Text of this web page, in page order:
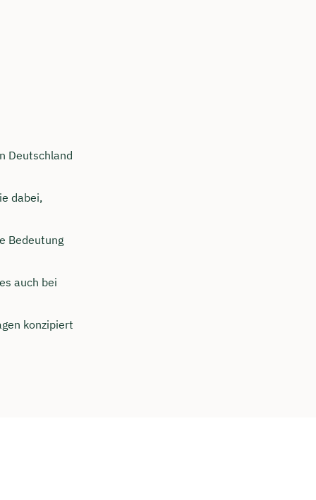
Deutschland
dabei,
Bedeutung
auch bei
konzipiert